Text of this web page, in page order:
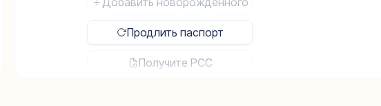
Продлить паспорт
Получите PCC